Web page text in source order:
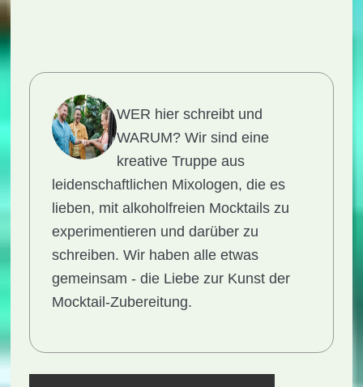
WER hier schreibt und
WARUM?Wir sind eine
kreative Truppe aus
leidenschaftlichen Mixologen, die es
lieben, mit alkoholfreien Mocktails zu
experimentieren und darüber zu
schreiben. Wir haben alle etwas
gemeinsam - die Liebe zur Kunst der
Mocktail-Zubereitung.